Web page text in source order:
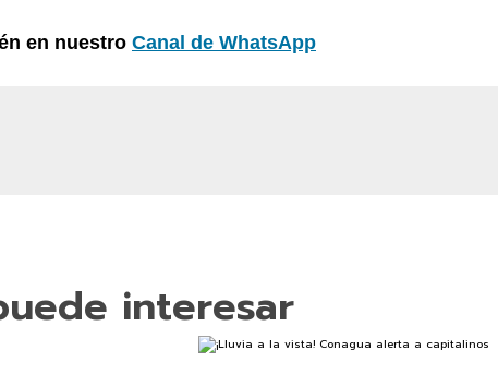
en nuestro Canal de WhatsApp
interesar